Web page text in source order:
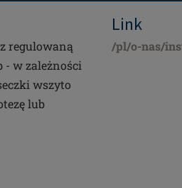
regulowaną
- w zależności
wszyto
lub
Link
/pl/o-nas/